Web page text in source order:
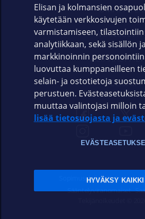
ELISA.FI
Sopimusehdot Tietosuoja
Sääntelyviranomaiset
Elisan ja kolmansien
käytetään verkkosivujen
varmistamiseen, tilastointiin
analytiikkaan, sekä sisällön ja
markkinoinnin
luovuttaa kumppaneilleen
selain- ja ostotietoja
perustuen.
muuttaa valintojasi milloin
lisää tietosuojasta ja
HYVÄKSY KAIKKI